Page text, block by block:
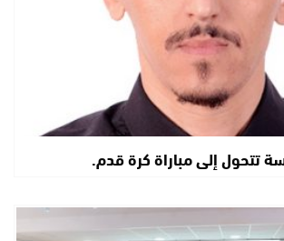
تتحول إلى مباراة كرة قدم.